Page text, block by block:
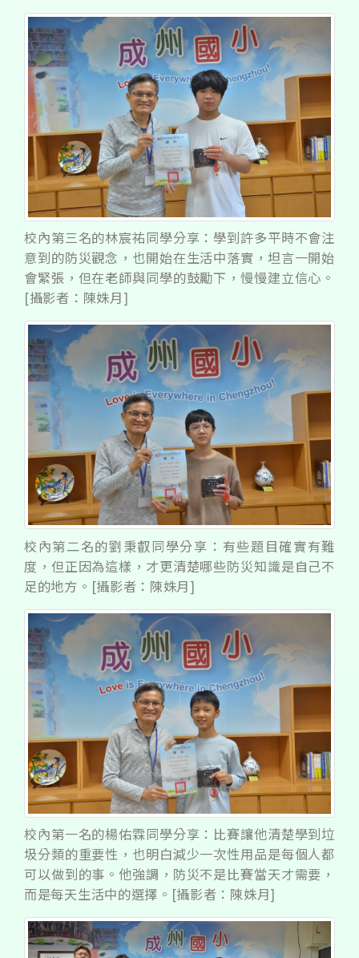
校內第三名的林宸祐同學分享：學到許多平時不會注
意到的防災觀念，也開始在生活中落實，坦言一開始
會緊張，但在老師與同學的鼓勵下，慢慢建立信心。
[攝影者：陳姝月]
校內第二名的劉秉叡同學分享：有些題目確實有難
度，但正因為這樣，才更清楚哪些防災知識是自己不
足的地方。[攝影者：陳姝月]
校內第一名的楊佑霖同學分享：比賽讓他清楚學到垃
圾分類的重要性，也明白減少一次性用品是每個人都
可以做到的事。他強調，防災不是比賽當天才需要，
而是每天生活中的選擇。[攝影者：陳姝月]